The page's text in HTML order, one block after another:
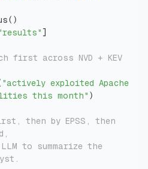
( )
]
first across NVD + KEV
"actively exploited Apache
this month" )
then by EPSS, then
to summarize the